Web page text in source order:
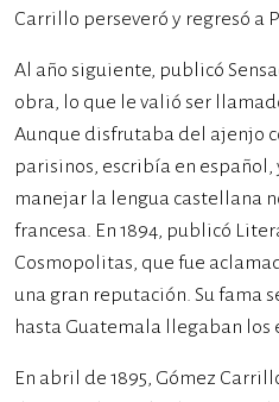
Carrillo perseveró y regresó a
Al año siguiente, publicó
obra, lo que le valió ser
Aunque disfrutaba del ajenjo
parisinos, escribía en
manejar la lengua castellana
francesa. En 1894, publicó
Cosmopolitas, que fue
una gran reputación. Su fama
hasta Guatemala llegaban los
En abril de 1895, Gómez